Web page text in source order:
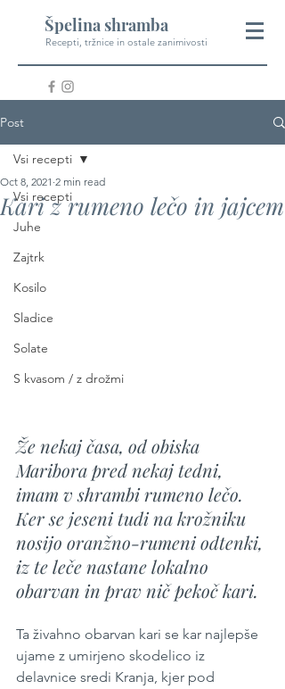
Špelina shramba
Recepti, tržnice in ostale zanimivosti
Post
Vsi recepti
Juhe
Zajtrk
Kosilo
Sladice
Solate
S kvasom / z drožmi
Vsi recepti
Kari z rumeno lečo in jajcem
Oct 8, 2021 2 min read
Že nekaj časa, od obiska
Maribora pred nekaj tedni,
imam v shrambi rumeno lečo.
Ker se jeseni tudi na krožniku
nosijo oranžno-rumeni odtenki,
iz te leče nastane lokalno
obarvan in prav nič pekoč kari.
Ta živahno obarvan kari se kar najlepše
ujame z umirjeno skodelico iz
delavnice sredi Kranja, kjer pod